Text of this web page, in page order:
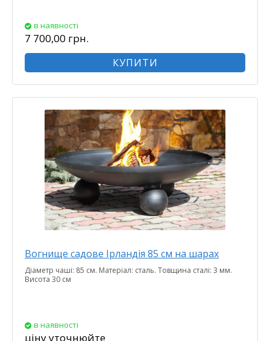
в наявності
7 700,00 грн.
КУПИТИ
Вогнище садове Ірландія 85 см на шарах
Діаметр чаші: 85 см. Матеріал: сталь. Товщина сталі: 3 мм.
Висота 30 см
в наявності
ціну уточнюйте